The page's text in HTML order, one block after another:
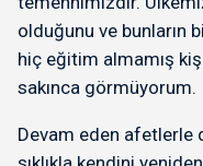
olduğunu ve bunların
hiç eğitim almamış
sakınca görmüyorum.
Devam eden afetlerle